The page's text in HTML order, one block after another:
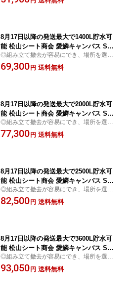
8月17日以降の発送最大で1400L貯水可
能 松山シート商会 愛鱗キャンバス SC
型 本体のみ送料無料 但、一部地域除
◎組み立て撤去が容易にでき、場所を選ば
ずに水の一時貯水 常時貯水でも使用可
69,300 円 送料無料
8月17日以降の発送最大で2000L貯水可
能 松山シート商会 愛鱗キャンバス SB
型 本体のみ(直径180cm)送料無料 但、
一部地域除
◎組み立て撤去が容易にでき、場所を選ば
ずに水の一時貯水 常時貯水でも使用可
77,300 円 送料無料
8月17日以降の発送最大で2500L貯水可
能 松山シート商会 愛鱗キャンバス SA
型 本体のみ送料無料 但、一部地域除
◎組み立て撤去が容易にでき、場所を選ば
ずに水の一時貯水 常時貯水でも使用可
82,500 円 送料無料
8月17日以降の発送最大で3600L貯水可
能 松山シート商会 愛鱗キャンバス SL
型 本体のみ送料無料 但、一部地域除
◎組み立て撤去が容易にでき、場所を選ば
ずに水の一時貯水 常時貯水でも使用可
93,050 円 送料無料